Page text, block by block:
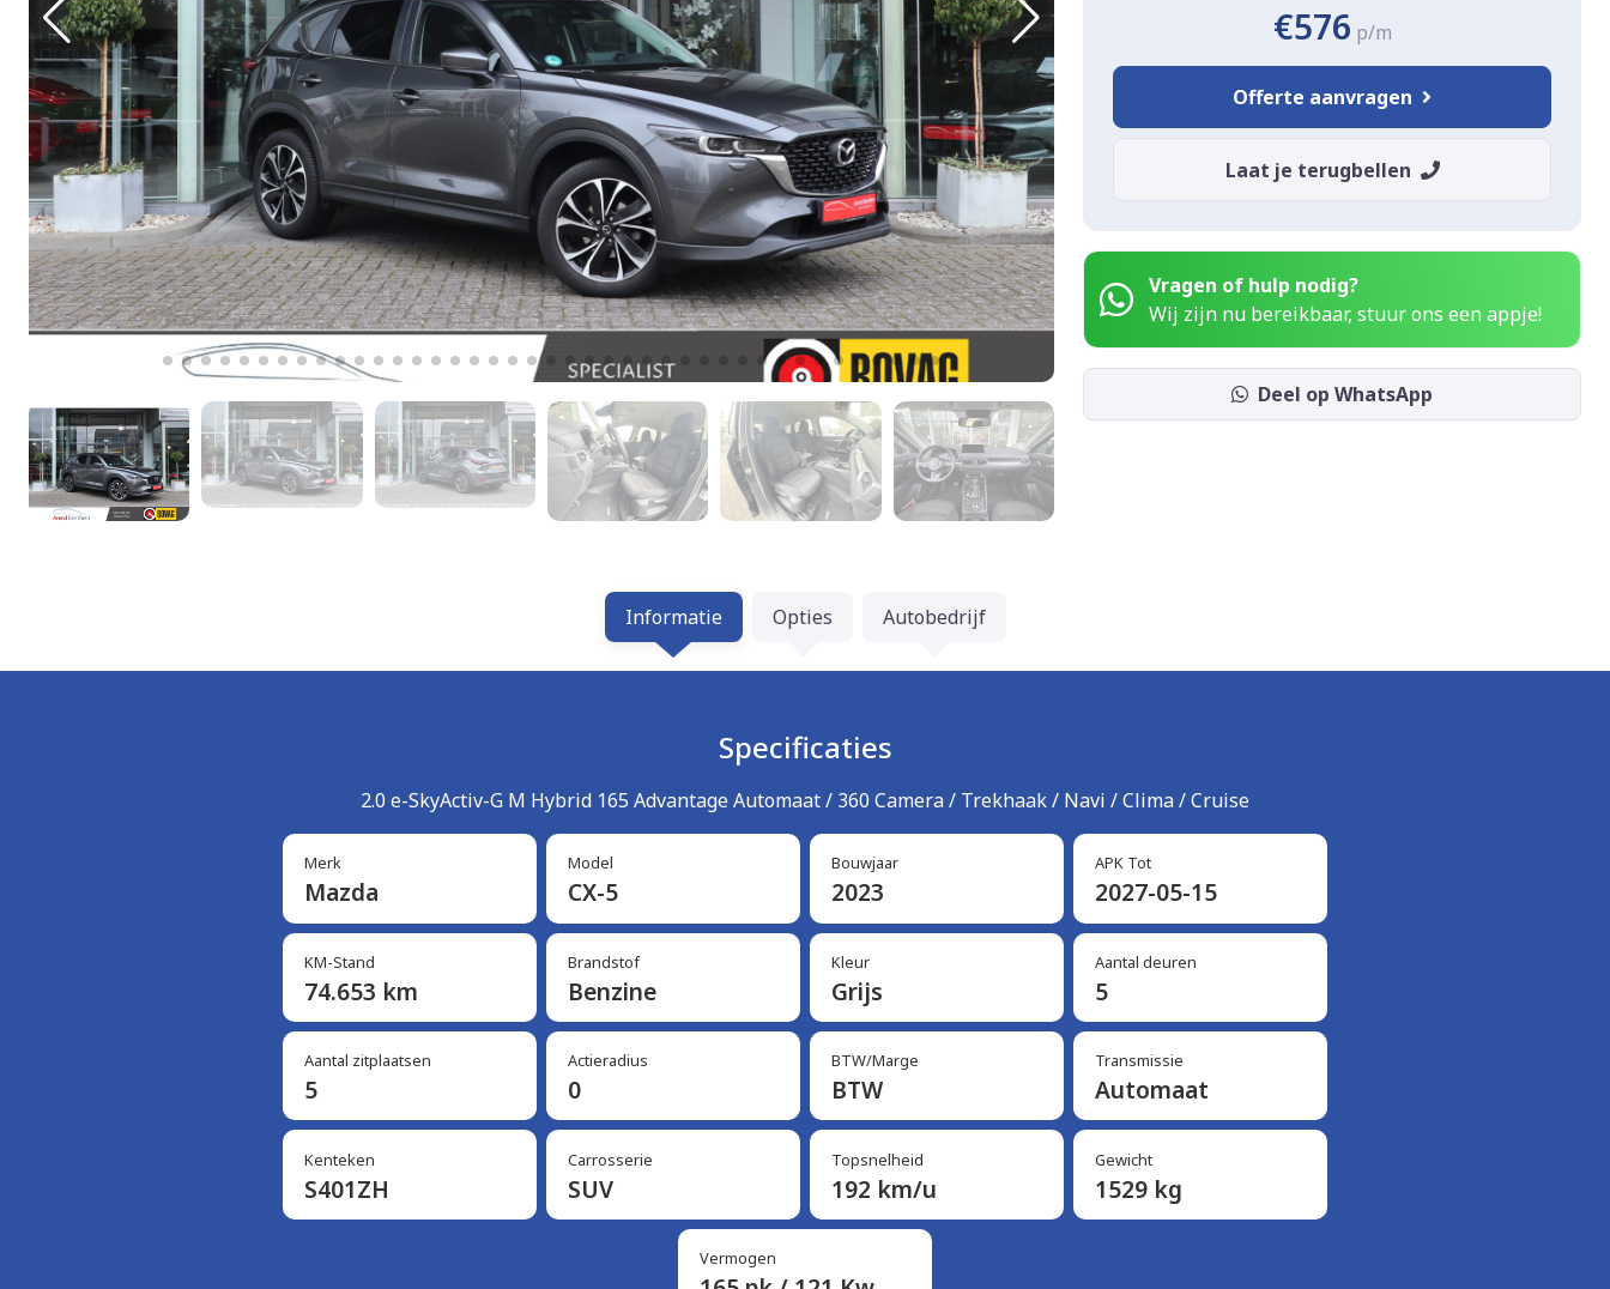
€576 p/m
Offerte aanvragen
Laat je terugbellen
Vragen of hulp nodig?
Wij zijn nu bereikbaar, stuur ons een appje!
Deel op WhatsApp
Informatie Opties Autobedrijf
Specificaties
2.0 e-SkyActiv-G M Hybrid 165 Advantage Automaat / 360 Camera / Trekhaak / Navi / Clima / Cruise
Merk
Mazda
Model
CX-5
Bouwjaar
2023
APK Tot
2027-05-15
KM-Stand
74.653 km
Brandstof
Benzine
Kleur
Grijs
Aantal deuren
5
Aantal zitplaatsen
5
Actieradius
0
BTW/Marge
BTW
Transmissie
Automaat
Kenteken
S401ZH
Carrosserie
SUV
Topsnelheid
192 km/u
Gewicht
1529 kg
Vermogen